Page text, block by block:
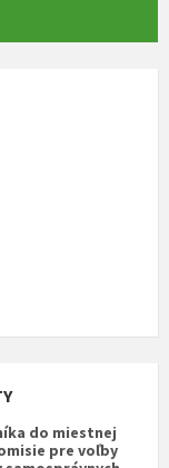
do miestnej
pre voľby